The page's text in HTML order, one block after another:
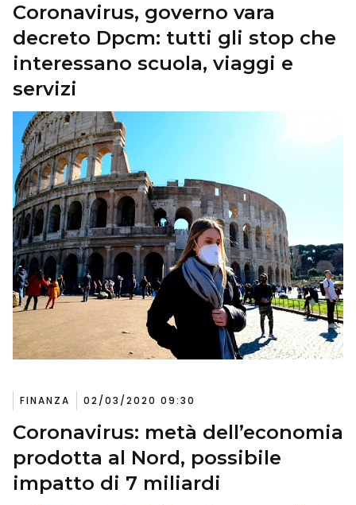
Coronavirus, governo vara
decreto Dpcm: tutti gli stop che
interessano scuola, viaggi e
servizi
FINANZA 02/03/2020 09:30
Coronavirus: metà dell’economia
prodotta al Nord, possibile
impatto di 7 miliardi